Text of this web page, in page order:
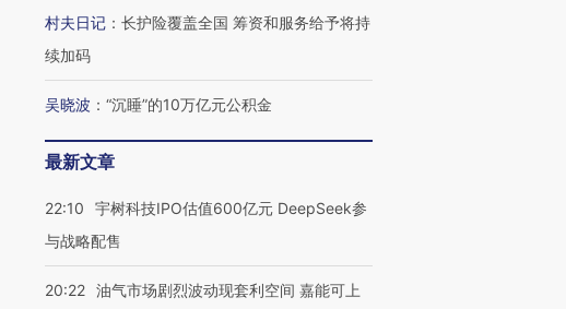
村夫日记 ： 长护险覆盖全国 筹资和服务给予将持
续加码
吴晓波 ： “沉睡”的10万亿元公积金
最新文章
22:10
宇树科技IPO估值600亿元 DeepSeek参
与战略配售
20:22 油气市场剧烈波动现套利空间 嘉能可上